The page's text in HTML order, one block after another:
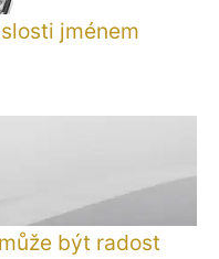
jménem
být radost